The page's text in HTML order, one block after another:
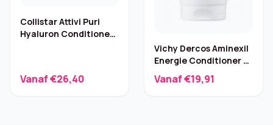
Collistar Attivi Puri
Hyaluron Conditioner
Vanaf €26,40
Vichy Dercos Aminexil
Energie Conditioner –
200 ml
Vanaf €19,91